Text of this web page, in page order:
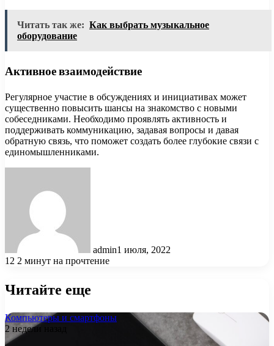
Читать так же: Как выбрать музыкальное
оборудование
Активное взаимодействие
Регулярное участие в обсуждениях и инициативах может
существенно повысить шансы на знакомство с новыми
собеседниками. Необходимо проявлять активность и
поддерживать коммуникацию, задавая вопросы и давая
обратную связь, что поможет создать более глубокие связи с
единомышленниками.
admin1 июля, 2022
12 2 минут на прочтение
Читайте еще
Компьютеры и смартфоны
2 недели назад